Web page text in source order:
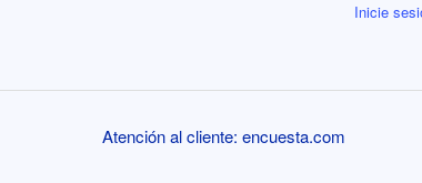
Inicie
Atención al cliente: encuesta.com